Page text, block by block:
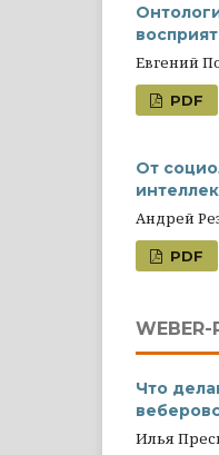
Евгений
PDF
От
Андрей
PDF
WEBER-
Что
Илья